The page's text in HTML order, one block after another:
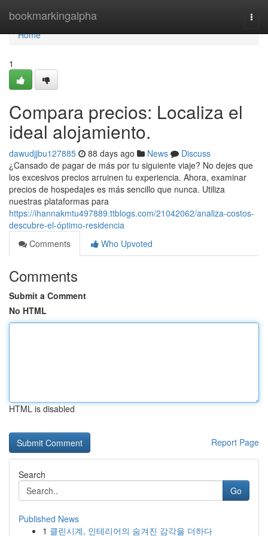
bookmarkingalpha
Home
Home
1
Compara precios: Localiza el
ideal alojamiento.
dawudjjbu127885 88 days ago News
Discuss
¿Cansado de pagar de más por tu siguiente viaje? No dejes que
los excesivos precios arruinen tu experiencia. Ahora, examinar
precios de hospedajes es más sencillo que nunca. Utiliza
nuestras plataformas para
https://ihannakmtu497889.ttblogs.com/21042062/analiza-costos-
descubre-el-óptimo-residencia
Comments
Who Upvoted
Comments
Submit a Comment
No HTML
HTML is disabled
Report Page
Search
Go
Published News
1 클린시계, 인테리어의 숨겨진 감각을 더하다